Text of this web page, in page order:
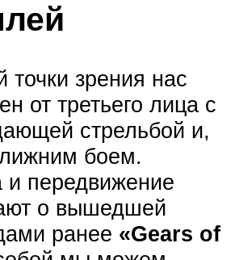
точки зрения нас
от третьего лица с
стрельбой и,
боем.
и передвижение
о вышедшей
ранее «Gears of